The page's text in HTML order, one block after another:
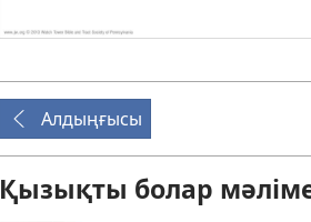
Алдыңғысы
Қызықты болар